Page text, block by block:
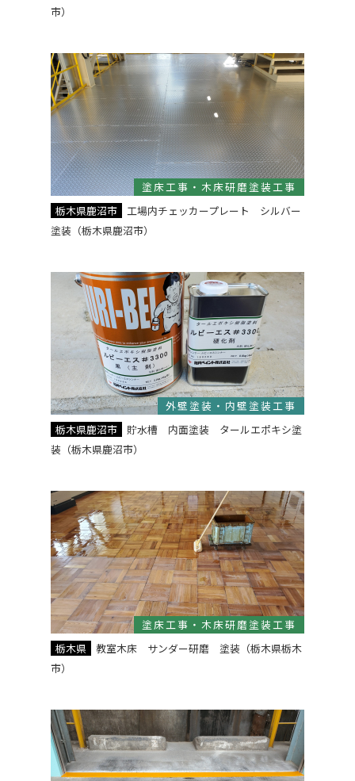
市）
塗床工事・木床研磨塗装工事
栃木県鹿沼市
工場内チェッカープレート シルバー
塗装（栃木県鹿沼市）
外壁塗装・内壁塗装工事
栃木県鹿沼市
貯水槽 内面塗装 タールエポキシ塗
装（栃木県鹿沼市）
塗床工事・木床研磨塗装工事
栃木県
教室木床 サンダー研磨 塗装（栃木県栃木
市）